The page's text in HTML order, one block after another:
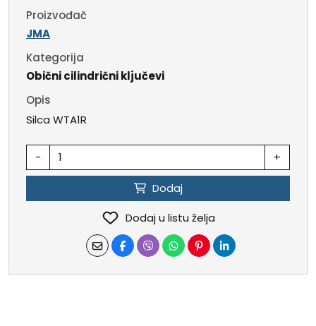
Proizvođač
JMA
Kategorija
Obični cilindrični ključevi
Opis
Silca WTA1R
- +
Dodaj
Dodaj u listu želja